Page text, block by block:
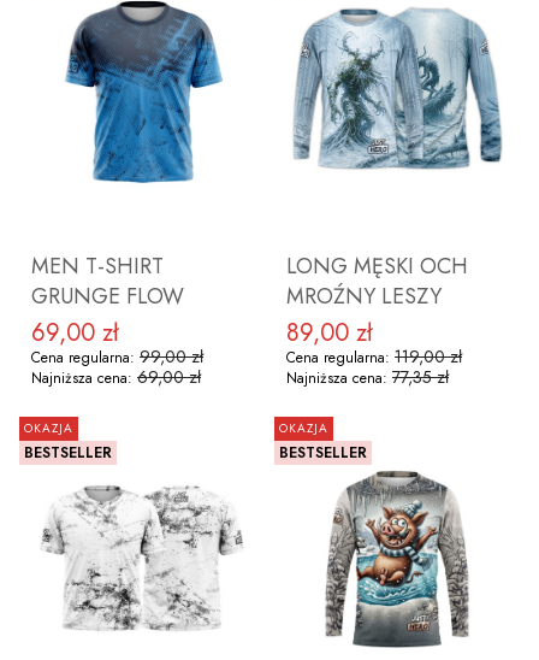
ZOBACZ PRODUKT ZOBACZ PRODUKT
MEN T-SHIRT
GRUNGE FLOW
Cena promocyjna
69,00 zł
Cena regularna: 99,00 zł
Najniższa cena: 69,00 zł
ZOBACZ PRODUKT
LONG MĘSKI OCH
MROŹNY LESZY
Cena promocyjna
89,00 zł
Cena regularna: 119,00 zł
Najniższa cena: 77,35 zł
ZOBACZ PRODUKT
OKAZJA
BESTSELLER
OKAZJA
BESTSELLER